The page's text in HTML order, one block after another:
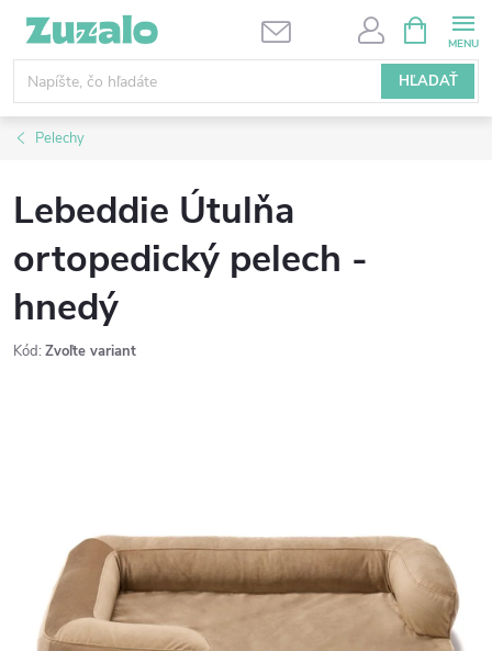
Prejsť
obsah
HĽADAŤ
KOŠÍK
Pelechy
Lebeddie Útulňa
ortopedický pelech -
hnedý
Kód: Zvoľte variant